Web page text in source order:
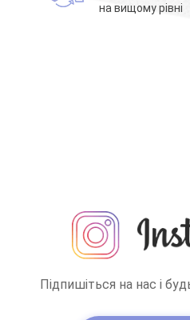
на вищому рівні
Підпишіться на нас і